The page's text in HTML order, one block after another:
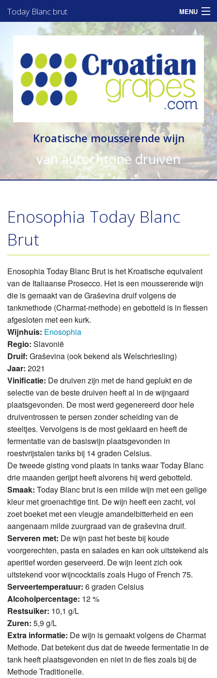
Today Blanc brut MENU
Assortiment
Informatie
Zakelijk
Consumenten
Kroatische mousserende wijn
van autochtone druiven
Enosophia Today Blanc
Brut
Enosophia Today Blanc Brut is het Kroatische equivalent
van de Italiaanse Prosecco. Het is een mousserende wijn
die is gemaakt van de Graševina druif volgens de
tankmethode (Charmat-methode) en gebotteld is in flessen
afgesloten met een kurk.
Wijnhuis: Enosophia
Regio: Slavonië
Druif: Graševina (ook bekend als Welschriesling)
Jaar: 2021
Vinificatie: De druiven zijn met de hand geplukt en de
selectie van de beste druiven heeft al in de wijngaard
plaatsgevonden. De most werd gegenereerd door hele
druiventrossen te persen zonder scheiding van de
steeltjes. Vervolgens is de most geklaard en heeft de
fermentatie van de basiswijn plaatsgevonden in
roestvrijstalen tanks bij 14 graden Celsius.
De tweede gisting vond plaats in tanks waar Today Blanc
drie maanden gerijpt heeft alvorens hij werd gebotteld.
Smaak: Today Blanc brut is een milde wijn met een gelige
kleur met groenachtige tint. De wijn heeft een zacht, vol
zoet boeket met een vleugje amandelbitterheid en een
aangenaam milde zuurgraad van de graševina druif.
Serveren met: De wijn past het beste bij koude
voorgerechten, pasta en salades en kan ook uitstekend als
aperitief worden geserveerd. De wijn leent zich ook
uitstekend voor wijncocktails zoals Hugo of French 75.
Serveertemperatuur: 6 graden Celsius
Alcoholpercentage: 12 %
Restsuiker: 10,1 g/L
Zuren: 5,9 g/L
Extra informatie: De wijn is gemaakt volgens de Charmat
Methode. Dat betekent dus dat de tweede fermentatie in de
tank heeft plaatsgevonden en niet in de fles zoals bij de
Methode Traditionelle.